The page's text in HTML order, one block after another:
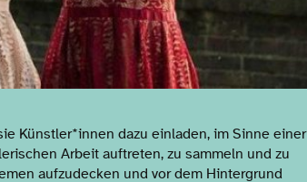
Künstler*innen dazu einladen, im Sinne einer
Arbeit auftreten, zu sammeln und zu
aufzudecken und vor dem Hintergrund